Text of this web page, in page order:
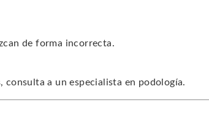
de forma incorrecta.
consulta a un especialista en podología.